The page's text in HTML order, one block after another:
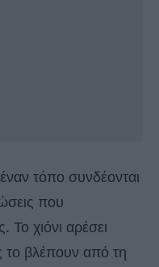
τόπο συνδέονται
που
Το χιόνι αρέσει
το βλέπουν από τη